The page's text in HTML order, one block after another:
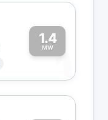
1.4
MW1